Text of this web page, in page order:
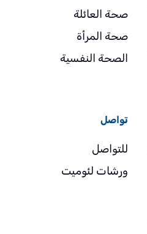
صحة العائلة
صحة المرأة
الصحة النفسية
تواصل
للتواصل
ورشات لئوميت